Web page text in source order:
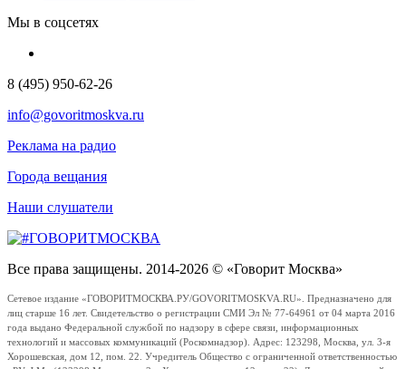
Мы в соцсетях
8 (495) 950-62-26
info@govoritmoskva.ru
Реклама на радио
Города вещания
Наши слушатели
Все права защищены. 2014-2026 © «Говорит Москва»
Сетевое издание «ГОВОРИТМОСКВА.РУ/GOVORITMOSKVA.RU». Предназначено для
лиц старше 16 лет. Свидетельство о регистрации СМИ Эл № 77-64961 от 04 марта 2016
года выдано Федеральной службой по надзору в сфере связи, информационных
технологий и массовых коммуникаций (Роскомнадзор). Адрес: 123298, Москва, ул. 3-я
Хорошевская, дом 12, пом. 22. Учредитель Общество с ограниченной ответственностью